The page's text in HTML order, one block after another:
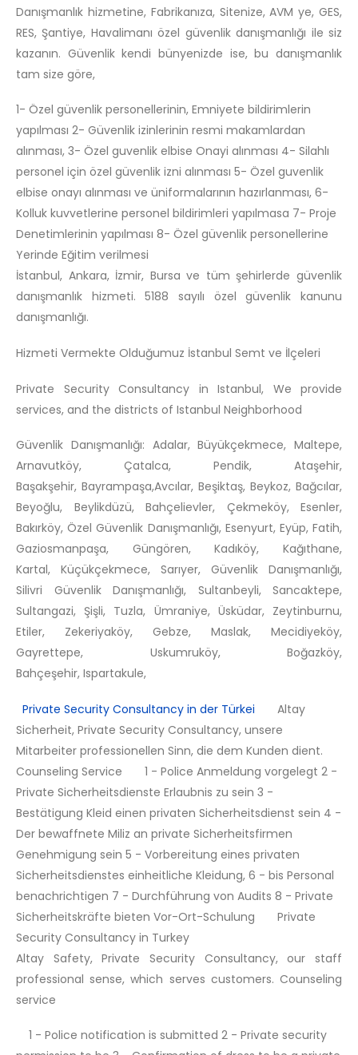
Danışmanlık hizmetine, Fabrikanıza, Sitenize, AVM ye, GES,
RES, Şantiye, Havalimanı özel güvenlik danışmanlığı ile siz
kazanın. Güvenlik kendi bünyenizde ise, bu danışmanlık
tam size göre,
1- Özel güvenlik personellerinin, Emniyete bildirimlerin
yapılması 2- Güvenlik izinlerinin resmi makamlardan
alınması, 3- Özel guvenlik elbise Onayi alınması 4- Silahlı
personel için özel güvenlik izni alınması 5- Özel guvenlik
elbise onayı alınması ve üniformalarının hazırlanması, 6-
Kolluk kuvvetlerine personel bildirimleri yapılmasa 7- Proje
Denetimlerinin yapılması 8- Özel güvenlik personellerine
Yerinde Eğitim verilmesi
İstanbul, Ankara, İzmir, Bursa ve tüm şehirlerde güvenlik
danışmanlık hizmeti. 5188 sayılı özel güvenlik kanunu
danışmanlığı.
Hizmeti Vermekte Olduğumuz İstanbul Semt ve İlçeleri
Private Security Consultancy in Istanbul, We provide
services, and the districts of Istanbul Neighborhood
Güvenlik Danışmanlığı: Adalar, Büyükçekmece, Maltepe,
Arnavutköy, Çatalca, Pendik, Ataşehir,
Başakşehir, Bayrampaşa,Avcılar, Beşiktaş, Beykoz, Bağcılar,
Beyoğlu, Beylikdüzü, Bahçelievler, Çekmeköy, Esenler,
Bakırköy, Özel Güvenlik Danışmanlığı, Esenyurt, Eyüp, Fatih,
Gaziosmanpaşa, Güngören, Kadıköy, Kağıthane,
Kartal, Küçükçekmece, Sarıyer, Güvenlik Danışmanlığı,
Silivri Güvenlik Danışmanlığı, Sultanbeyli, Sancaktepe,
Sultangazi, Şişli, Tuzla, Ümraniye, Üsküdar, Zeytinburnu,
Etiler, Zekeriyaköy, Gebze, Maslak, Mecidiyeköy,
Gayrettepe, Uskumruköy, Boğazköy,
Bahçeşehir, Ispartakule,
Private Security Consultancy in der Türkei Altay
Sicherheit, Private Security Consultancy, unsere
Mitarbeiter professionellen Sinn, die dem Kunden dient.
Counseling Service 1 - Police Anmeldung vorgelegt 2 -
Private Sicherheitsdienste Erlaubnis zu sein 3 -
Bestätigung Kleid einen privaten Sicherheitsdienst sein 4 -
Der bewaffnete Miliz an private Sicherheitsfirmen
Genehmigung sein 5 - Vorbereitung eines privaten
Sicherheitsdienstes einheitliche Kleidung, 6 - bis Personal
benachrichtigen 7 - Durchführung von Audits 8 - Private
Sicherheitskräfte bieten Vor-Ort-Schulung Private
Security Consultancy in Turkey
Altay Safety, Private Security Consultancy, our staff
professional sense, which serves customers. Counseling
service
1 - Police notification is submitted 2 - Private security